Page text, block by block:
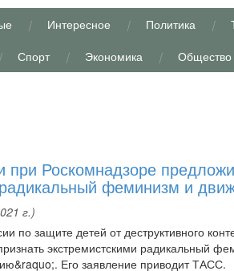
Интересное Политика
Спорт Экономика Общество
при Роскомнадзоре
феминизм и
г.)
по защите детей от деструктивного
экстремистскими радикальный
Его заявление приводит ТАСС.